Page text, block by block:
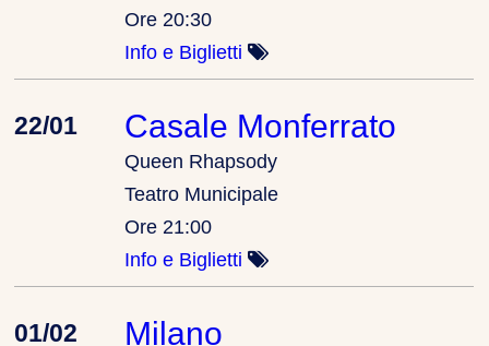
Ore 20:30
Info e Biglietti
22/01 Casale Monferrato
Queen Rhapsody
Teatro Municipale
Ore 21:00
Info e Biglietti
01/02 Milano